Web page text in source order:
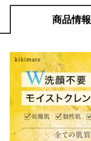
商品情報